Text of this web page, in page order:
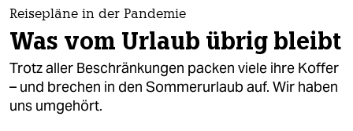
themen
politik
öko
gesellschaft
Reisepläne in der Pandemie
Was vom Urlaub übrig bleibt
Trotz aller Beschränkungen packen viele ihre Koffer
– und brechen in den Sommerurlaub auf. Wir haben
uns umgehört.